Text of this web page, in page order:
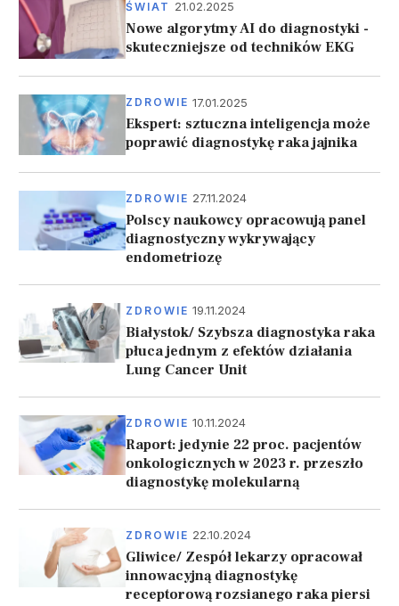
ŚWIAT 21.02.2025
Nowe algorytmy AI do diagnostyki -
skuteczniejsze od techników EKG
ZDROWIE 17.01.2025
Ekspert: sztuczna inteligencja może
poprawić diagnostykę raka jajnika
ZDROWIE 27.11.2024
Polscy naukowcy opracowują panel
diagnostyczny wykrywający
endometriozę
ZDROWIE 19.11.2024
Białystok/ Szybsza diagnostyka raka
płuca jednym z efektów działania
Lung Cancer Unit
ZDROWIE 10.11.2024
Raport: jedynie 22 proc. pacjentów
onkologicznych w 2023 r. przeszło
diagnostykę molekularną
ZDROWIE 22.10.2024
Gliwice/ Zespół lekarzy opracował
innowacyjną diagnostykę
receptorową rozsianego raka piersi